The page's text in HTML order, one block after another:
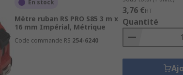
Ces mètres à ruban sont la solution idéale
à votre machine, à votre établi ou à votre
En stock
Mètre ruban RS PRO S85 3 m x
16 mm Impérial, Métrique
Code commande RS 254-6240
3,76 €HT
Quantité